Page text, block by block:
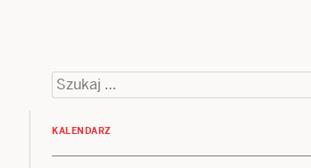
Szukaj:
KALENDARZ